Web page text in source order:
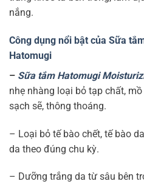
nắng.
Công dụng nổi bật của Sữa
Hatomugi
– Sữa tắm Hatomugi
nhẹ nhàng loại bỏ tạp chất,
sạch sẽ, thông thoáng.
– Loại bỏ tế bào chết, tế bào
da theo đúng chu kỳ.
– Dưỡng trắng da từ sâu bên